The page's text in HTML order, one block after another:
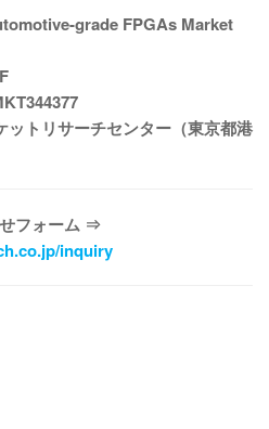
grade FPGAs Market
ットリサーチセンター（東京都港
フォーム ⇒
inquiry